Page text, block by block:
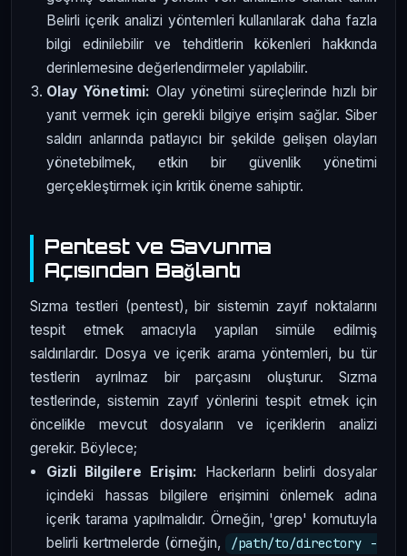
Belirli içerik analizi yöntemleri kullanılarak daha fazla
bilgi edinilebilir ve tehditlerin kökenleri hakkında
derinlemesine değerlendirmeler yapılabilir.
Olay Yönetimi: Olay yönetimi süreçlerinde hızlı bir
yanıt vermek için gerekli bilgiye erişim sağlar. Siber
saldırı anlarında patlayıcı bir şekilde gelişen olayları
yönetebilmek, etkin bir güvenlik yönetimi
gerçekleştirmek için kritik öneme sahiptir.
Pentest ve Savunma
Açısından Bağlantı
Sızma testleri (pentest), bir sistemin zayıf noktalarını
tespit etmek amacıyla yapılan simüle edilmiş
saldırılardır. Dosya ve içerik arama yöntemleri, bu tür
testlerin ayrılmaz bir parçasını oluşturur. Sızma
testlerinde, sistemin zayıf yönlerini tespit etmek için
öncelikle mevcut dosyaların ve içeriklerin analizi
gerekir. Böylece;
Gizli Bilgilere Erişim: Hackerların belirli dosyalar
içindeki hassas bilgilere erişimini önlemek adına
içerik tarama yapılmalıdır. Örneğin, 'grep' komutuyla
belirli kertmelerde (örneğin,
/path/to/directory -